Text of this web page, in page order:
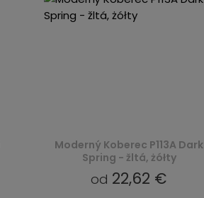
Moderný Koberec P113A Dark
Spring - žltá, żółty
od 22,62 €